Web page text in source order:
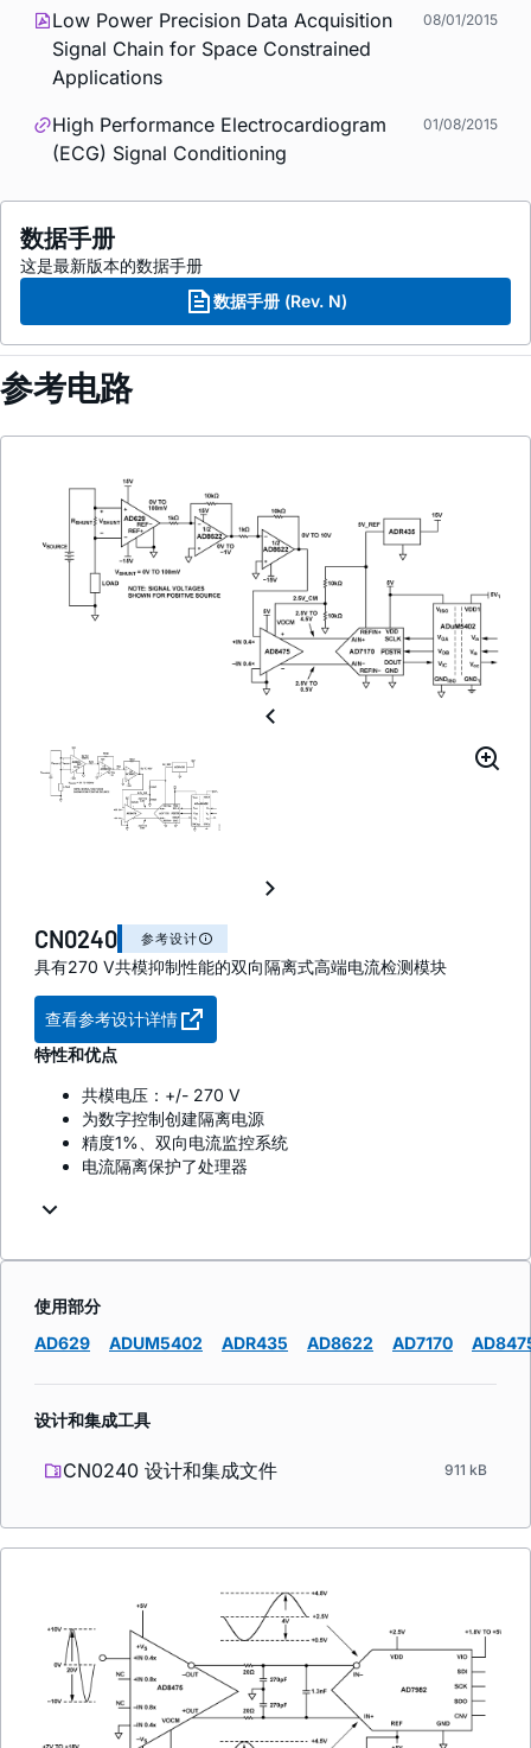
Low Power Precision Data Acquisition
Signal Chain for Space Constrained
Applications
08/01/2015
High Performance Electrocardiogram
(ECG) Signal Conditioning
01/08/2015
数据手册
这是最新版本的数据手册
数据手册 (Rev. N)
参考电路
CN0240 参考设计
具有270 V共模抑制性能的双向隔离式高端电流检测模块
查看参考设计详情
特性和优点
共模电压：+/- 270 V
为数字控制创建隔离电源
精度1%、双向电流监控系统
电流隔离保护了处理器
使用部分
AD629
ADUM5402 ADR435 AD8622 AD7170
设计和集成工具
CN0240 设计和集成文件 911 kB